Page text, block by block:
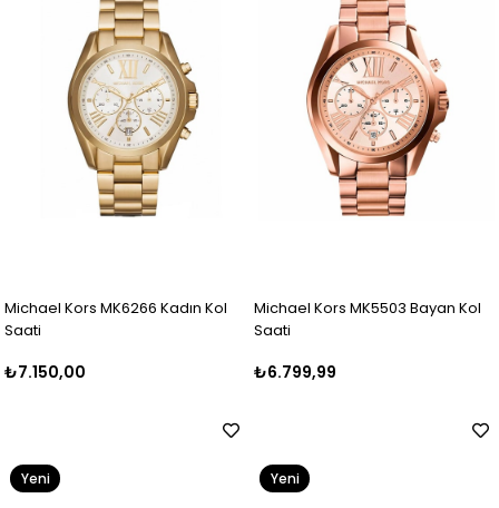
Michael Kors MK6266 Kadın Kol
Saati
₺7.150,00
Michael Kors MK5503 Bayan Kol
Saati
₺6.799,99
Yeni
Yeni